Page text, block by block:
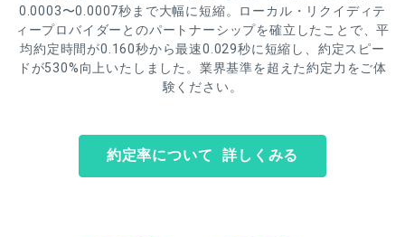
0.0003〜0.0007秒まで大幅に短縮。ローカル・リクイディテ
ィープロバイダーとのパートナーシップを確立したことで、平
均約定時間が0.160秒から最速0.029秒に短縮し、約定スピー
ドが530%向上いたしました。業界基準を超えた約定力をご体
験ください。
約定率について 詳しくみる